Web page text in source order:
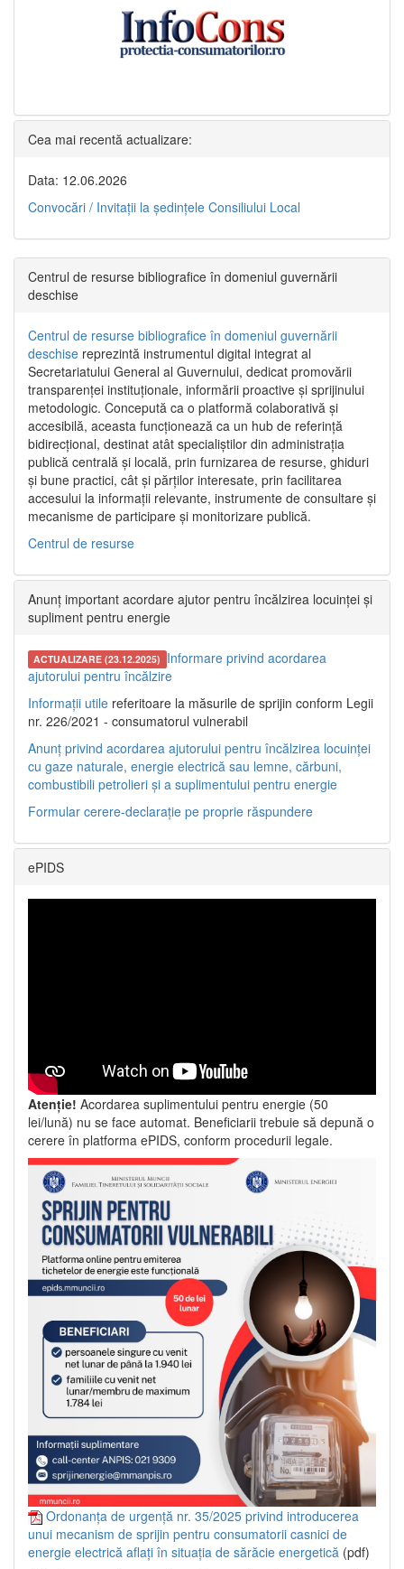
Cea mai recentă actualizare:
Data: 12.06.2026
Convocări / Invitaţii la şedinţele Consiliului Local
Centrul de resurse bibliografice în domeniul guvernării
deschise
Centrul de resurse bibliografice în domeniul guvernării
deschise reprezintă instrumentul digital integrat al
Secretariatului General al Guvernului, dedicat promovării
transparenței instituționale, informării proactive și sprijinului
metodologic. Concepută ca o platformă colaborativă și
accesibilă, aceasta funcționează ca un hub de referință
bidirecțional, destinat atât specialiștilor din administrația
publică centrală și locală, prin furnizarea de resurse, ghiduri
și bune practici, cât și părților interesate, prin facilitarea
accesului la informații relevante, instrumente de consultare și
mecanisme de participare și monitorizare publică.
Centrul de resurse
Anunț important acordare ajutor pentru încălzirea locuinței și
supliment pentru energie
ACTUALIZARE (23.12.2025) Informare privind acordarea
ajutorului pentru încălzire
Informații utile referitoare la măsurile de sprijin conform Legii
nr. 226/2021 - consumatorul vulnerabil
Anunț privind acordarea ajutorului pentru încălzirea locuinței
cu gaze naturale, energie electrică sau lemne, cărbuni,
combustibili petrolieri și a suplimentului pentru energie
Formular cerere-declarație pe proprie răspundere
ePIDS
Atenție! Acordarea suplimentului pentru energie (50
lei/lună) nu se face automat. Beneficiarii trebuie să depună o
cerere în platforma ePIDS, conform procedurii legale.
Ordonanța de urgență nr. 35/2025 privind introducerea
unui mecanism de sprijin pentru consumatorii casnici de
energie electrică aflați în situația de sărăcie energetică (pdf)